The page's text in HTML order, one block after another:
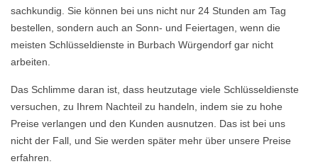
sachkundig. Sie können bei uns nicht nur 24 Stunden am Tag
bestellen, sondern auch an Sonn- und Feiertagen, wenn die
meisten Schlüsseldienste in Burbach Würgendorf gar nicht
arbeiten.
Das Schlimme daran ist, dass heutzutage viele Schlüsseldienste
versuchen, zu Ihrem Nachteil zu handeln, indem sie zu hohe
Preise verlangen und den Kunden ausnutzen. Das ist bei uns
nicht der Fall, und Sie werden später mehr über unsere Preise
erfahren.